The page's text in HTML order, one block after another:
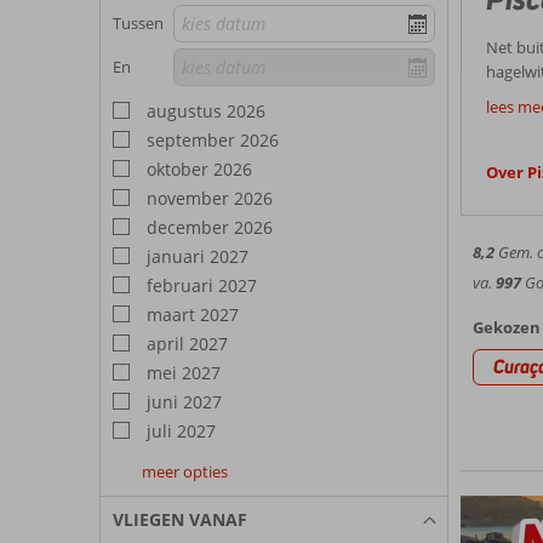
Tussen
En
augustus 2026
september 2026
oktober 2026
november 2026
december 2026
januari 2027
februari 2027
maart 2027
april 2027
mei 2027
juni 2027
juli 2027
augustus
2027
september
2027
oktober
2027
meer opties
VLIEGEN VANAF
Net
Boek
ligt. En
koralen
de
men
North
In het
ieder
lees
Over
8,2Gem.
va. 997